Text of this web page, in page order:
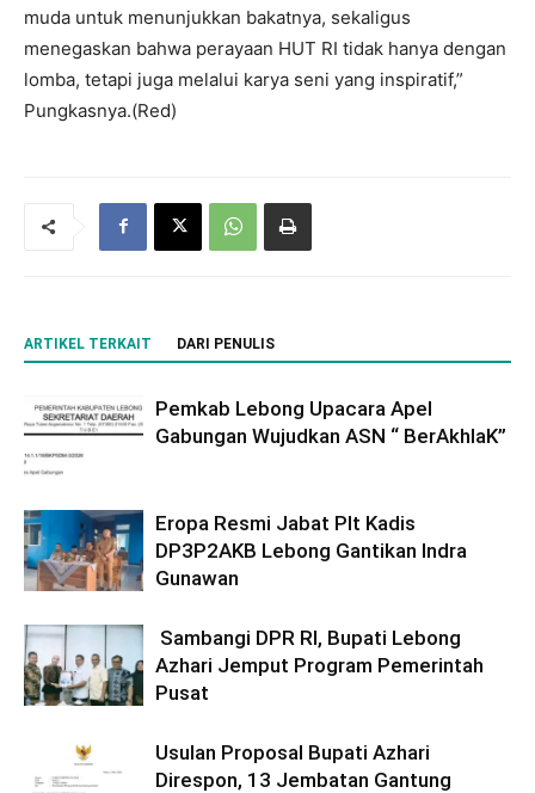
muda untuk menunjukkan bakatnya, sekaligus
menegaskan bahwa perayaan HUT RI tidak hanya dengan
lomba, tetapi juga melalui karya seni yang inspiratif,”
Pungkasnya.(Red)
ARTIKEL TERKAIT DARI PENULIS
Pemkab Lebong Upacara Apel
Gabungan Wujudkan ASN “ BerAkhlaK”
Eropa Resmi Jabat Plt Kadis
DP3P2AKB Lebong Gantikan Indra
Gunawan
Sambangi DPR RI, Bupati Lebong
Azhari Jemput Program Pemerintah
Pusat
Usulan Proposal Bupati Azhari
Direspon, 13 Jembatan Gantung